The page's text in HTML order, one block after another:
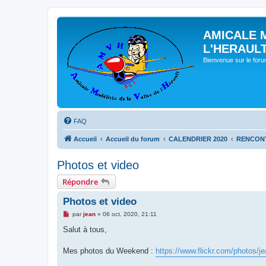
AMICALE
Bienvenue sur le
FAQ
Accueil Accueil du forum CALENDRIER 2020
Photos et video
Répondre
Photos et video
M
s
g
parjean» 06 oct. 2020, 21:11
Salut à tous,
Mes photos du Weekend : https://www.flickr.com/photos/